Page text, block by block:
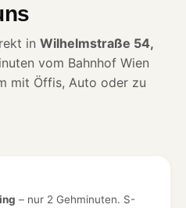
in Wilhelmstraße 54,
vom Bahnhof Wien
mit Öffis, Auto oder zu
– nur 2 Gehminuten. S-